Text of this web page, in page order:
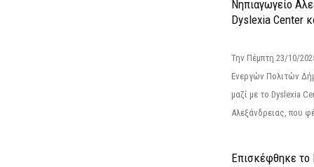
Νηπιαγωγείο
Dyslexia Center
Την Πέμπτη 23/10/
Ενεργών Πολιτών
μαζί με το Dyslexia
Αλεξάνδρειας, που
Επισκέφθηκε το